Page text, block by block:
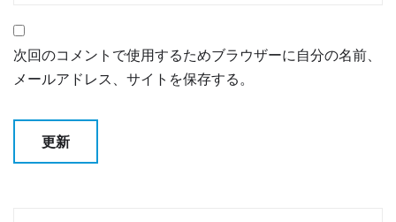
次回のコメントで使用するためブラウザーに自分の名前、
メールアドレス、サイトを保存する。